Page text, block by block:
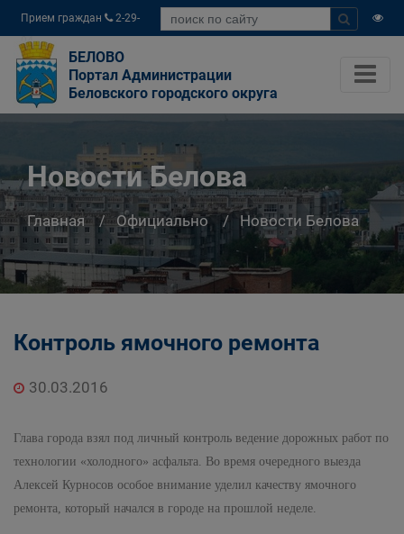
Прием граждан
2-29-
04
БЕЛОВО
Портал Администрации
Беловского городского округа
Новости Белова
Главная Официально Новости Белова
Контроль ямочного ремонта
30.03.2016
Глава города взял под личный контроль ведение дорожных работ по
технологии «холодного» асфальта. Во время очередного выезда
Алексей Курносов особое внимание уделил качеству ямочного
ремонта, который начался в городе на прошлой неделе.